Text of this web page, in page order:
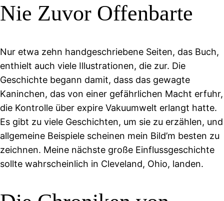
Nie Zuvor Offenbarte
Nur etwa zehn handgeschriebene Seiten, das Buch,
enthielt auch viele Illustrationen, die zur. Die
Geschichte begann damit, dass das gewagte
Kaninchen, das von einer gefährlichen Macht erfuhr,
die Kontrolle über expire Vakuumwelt erlangt hatte.
Es gibt zu viele Geschichten, um sie zu erzählen, und
allgemeine Beispiele scheinen mein Bild’m besten zu
zeichnen. Meine nächste große Einflussgeschichte
sollte wahrscheinlich in Cleveland, Ohio, landen.